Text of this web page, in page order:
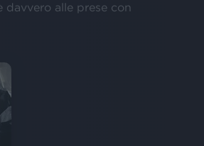
davvero alle prese con